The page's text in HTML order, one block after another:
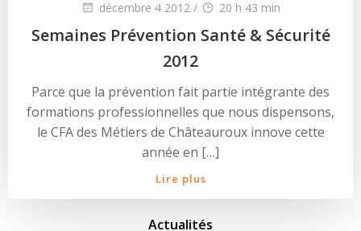
décembre 4 2012 / 20 h 43 min
Semaines Prévention Santé & Sécurité
2012
Parce que la prévention fait partie intégrante des
formations professionnelles que nous dispensons,
le CFA des Métiers de Châteauroux innove cette
année en […]
Lire plus
Actualités